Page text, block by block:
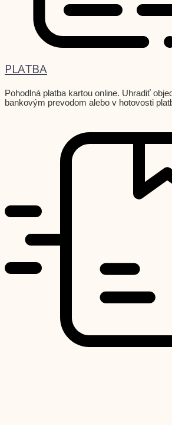
PLATBA
Pohodlná platba kartou online. Uhradiť
bankovým prevodom alebo v hotovosti